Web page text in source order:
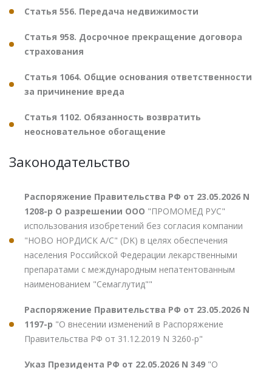
Статья 556. Передача недвижимости
Статья 958. Досрочное прекращение договора
страхования
Статья 1064. Общие основания ответственности
за причинение вреда
Статья 1102. Обязанность возвратить
неосновательное обогащение
Законодательство
Распоряжение Правительства РФ от 23.05.2026 N
1208-р О разрешении ООО "ПРОМОМЕД РУС"
использования изобретений без согласия компании
"НОВО НОРДИСК А/С" (DK) в целях обеспечения
населения Российской Федерации лекарственными
препаратами с международным непатентованным
наименованием "Семаглутид""
Распоряжение Правительства РФ от 23.05.2026 N
1197-р "О внесении изменений в Распоряжение
Правительства РФ от 31.12.2019 N 3260-р"
Указ Президента РФ от 22.05.2026 N 349 "О